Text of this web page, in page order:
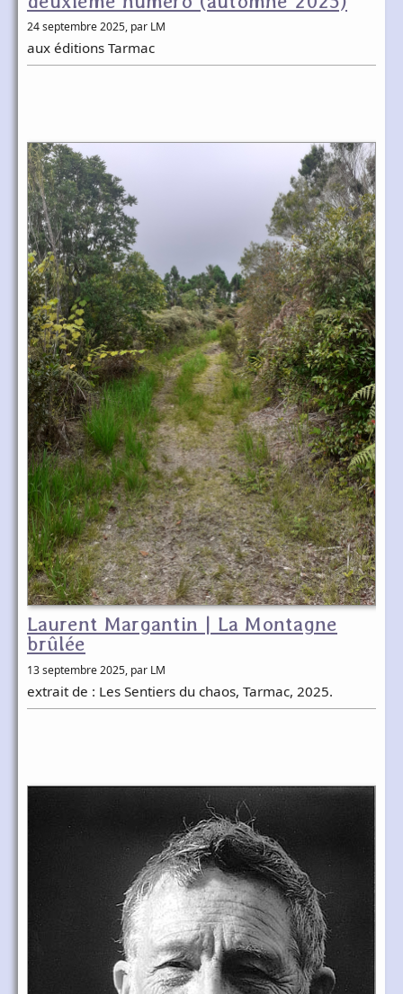
24 septembre 2025, par LM
aux éditions Tarmac
Laurent Margantin | La Montagne
brûlée
13 septembre 2025, par LM
extrait de : Les Sentiers du chaos, Tarmac, 2025.